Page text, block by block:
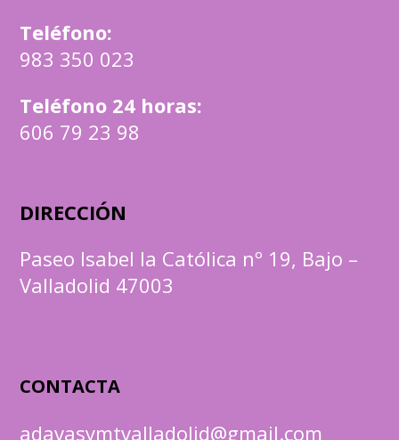
Teléfono:
983 350 023
Teléfono 24 horas:
606 79 23 98
DIRECCIÓN
Paseo Isabel la Católica nº 19, Bajo –
Valladolid 47003
CONTACTA
adavasymtvalladolid@gmail.com